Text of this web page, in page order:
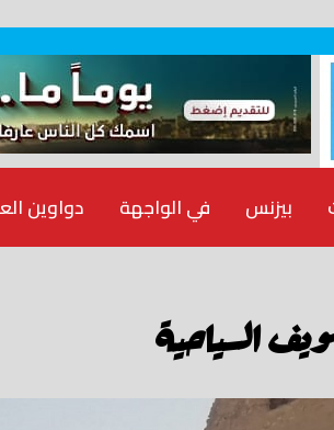
دواوين في الواجهة بيزنس